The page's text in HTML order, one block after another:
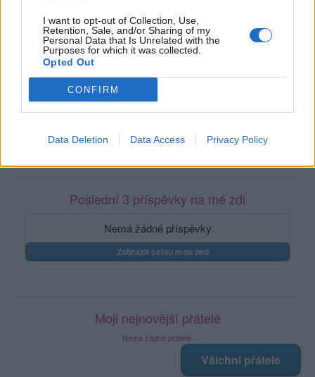
I want to opt-out of Collection, Use,
Retention, Sale, and/or Sharing of my
Personal Data that Is Unrelated with the
Purposes for which it was collected.
Opted Out
CONFIRM
Data Deletion Data Access Privacy Policy
Informace o profilu a chatu
Registrace od: 20.11.2020 11:51
Profil zobrazen: 1956x
Líbí se
Oblibené místnosti: Žádné
Poslední 3 příspěvky na mé zdi
Nemá žádné příspěvky
Zobrazit celou mou zeď
Moji nejnovější přátelé
Nemá žádné přátelé.
Všichni přátelé